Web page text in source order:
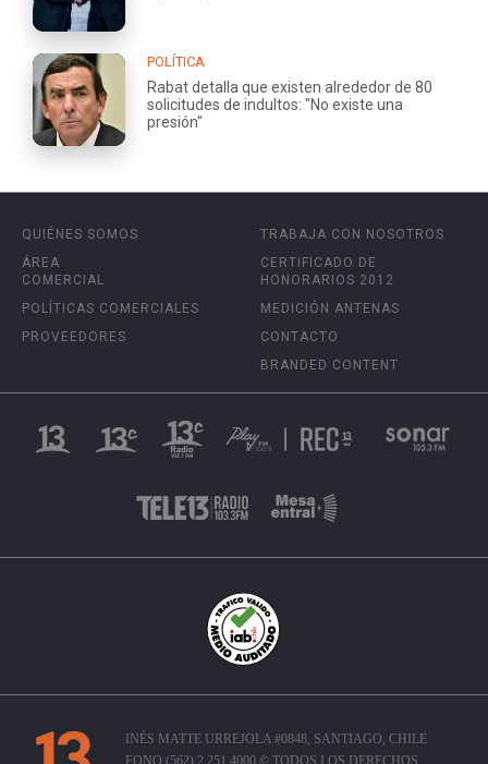
POLÍTICA
Rabat detalla que existen alrededor de 80
solicitudes de indultos: "No existe una
presión"
QUIÉNES SOMOS
ÁREA
COMERCIAL
POLÍTICAS COMERCIALES
PROVEEDORES
TRABAJA CON NOSOTROS
CERTIFICADO DE
HONORARIOS 2012
MEDICIÓN ANTENAS
CONTACTO
BRANDED CONTENT
INÉS MATTE URREJOLA #0848, SANTIAGO, CHILE
FONO (562) 2 251 4000 © TODOS LOS DERECHOS